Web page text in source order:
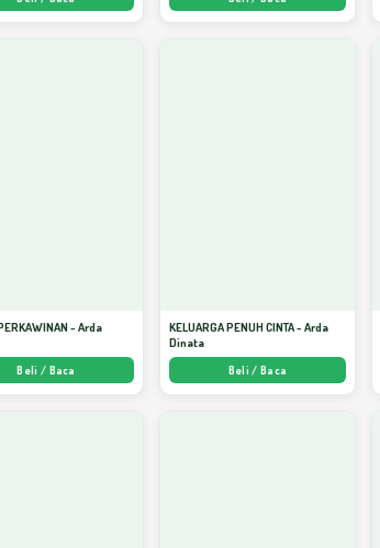
- Arda
Beli / Baca
KELUARGA PENUH CINTA - Arda
Dinata
Beli / Baca